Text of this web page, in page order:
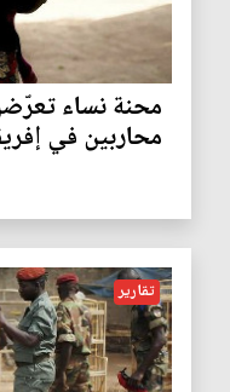
محنة نساء
محاربين في
تقارير